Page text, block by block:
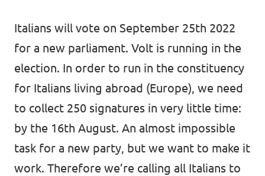
Word actief
Werken bij Volt
Italians will vote on September 25th 2022
for a new parliament. Volt is running in the
election. In order to run in the constituency
for Italians living abroad (Europe), we need
to collect 250 signatures in very little time:
by the 16th August. An almost impossible
task for a new party, but we want to make it
work. Therefore we’re calling all Italians to